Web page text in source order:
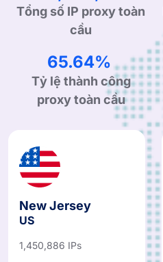
Tổng số IP proxy toàn
99.90%
Tỷ lệ thành công
proxy toàn cầu
New Jersey
US